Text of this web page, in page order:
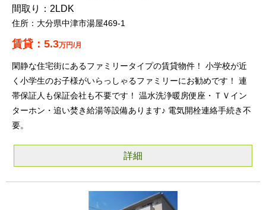
2LDK
大分県中津市湯屋469-1
5.3万円/月
閑静な住宅街にあるファミリータイプの賃貸物件！ 小学校が近
く小学生のお子様がいらっしゃるファミリーにお勧めです！ 連
帯保証人も保証会社も不要です！ 温水洗浄暖房便座・ＴＶイン
ターホン・追い焚き給湯等設備あります♪ 電気開栓連絡手続き不
要。
詳細